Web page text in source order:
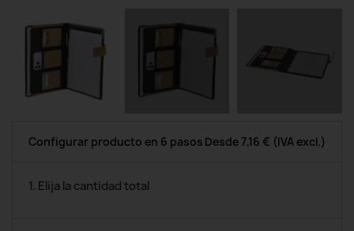
Configurar producto en 6 pasos Desde 7,16 € (IVA excl.)
1. Elija la cantidad total